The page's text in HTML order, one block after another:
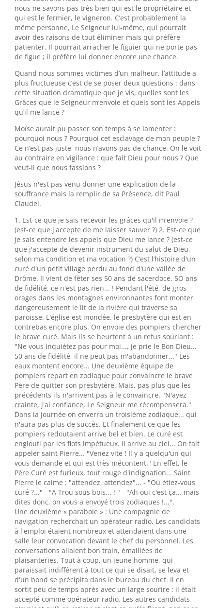
nous ne savons pas très bien qui est le propriétaire et
qui est le fermier, le vigneron. C’est probablement la
même personne, Le Seigneur lui-même, qui pourrait
avoir des raisons de tout éliminer mais qui préfère
patienter. Il pourrait arracher le figuier qui ne porte pas
de figue ; il préfère lui donner encore une chance.
Quand nous sommes victimes d’un malheur, l’attitude a
plus fructueuse c’est de se poser deux questions : dans
cette situation dramatique que je vis, quelles sont les
Grâces que le Seigneur m’envoie et quels sont les Appels
qu’il me lance ?
Moïse aurait pu passer son temps à se lamenter :
pourquoi nous ? Pourquoi cet esclavage de mon peuple ?
Ce n’est pas juste, nous n’avons pas de chance. On le voit
au contraire en vigilance : que fait Dieu pour nous ? Que
veut-il que nous fassions ?
Jésus n'est pas venu donner une explication de la
souffrance mais la remplir de sa Présence, dit Paul
Claudel.
1. Est-ce que je sais recevoir les grâces qu'il m'envoie ?
(est-ce que j'accepte de me laisser sauver ?) 2. Est-ce que
je sais entendre les appels que Dieu me lance ? (est-ce
que j'accepte de devenir instrument du salut de Dieu,
selon ma condition et ma vocation ?) C’est l’histoire d'un
curé d'un petit village perdu au fond d'une vallée de
Drôme. Il vient de fêter ses 50 ans de sacerdoce. 5O ans
de fidélité, ce n'est pas rien... ! Pendant l'été, de gros
orages dans les montagnes environnantes font monter
dangereusement le lit de la rivière qui traverse sa
paroisse. L'église est inondée, le presbytère qui est en
contrebas encore plus. On envoie des pompiers chercher
le brave curé. Mais ils se heurtent à un refus souriant :
"Ne vous inquiétez pas pour moi..., je prie le Bon Dieu...
50 ans de fidélité, il ne peut pas m'abandonner..." Les
eaux montent encore... Une deuxième équipe de
pompiers repart en zodiaque pour convaincre le brave
Père de quitter son presbytère. Mais, pas plus que les
précédents ils n'arrivent pas à le convaincre. "N'ayez
crainte, j'ai confiance, Le Seigneur me récompensera."
Dans la journée on enverra un troisième zodiaque... qui
n'aura pas plus de succès. Et finalement ce que les
pompiers redoutaient arrive bel et bien. Le curé est
englouti par les flots impétueux. Il arrive au ciel... On fait
appeler saint Pierre... "Venez vite ! Il y a quelqu'un qui
vous demande et qui est très mécontent." En effet, le
Père Curé est furieux, tout rouge d'indignation... Saint
Pierre le calme : "attendez, attendez"... - "Où étiez-vous
curé ?..." - "A Trou sous bois... ! " - "Ah oui c'est ça... mais
dites donc, on vous a envoyé trois zodiaques !...".
Une deuxième « parabole » : Une compagnie de
navigation recherchait un opérateur radio. Les candidats
à l'emploi étaient nombreux et attendaient dans une
salle leur convocation devant le chef du personnel. Les
conversations allaient bon train, émaillées de
plaisanteries. Tout à coup, un jeune homme, qui
paraissait indifférent à tout ce qui se disait, se leva et
d'un bond se précipita dans le bureau du chef. Il en
sortit peu de temps après avec un large sourire : il était
accepté comme opérateur radio. Les autres candidats